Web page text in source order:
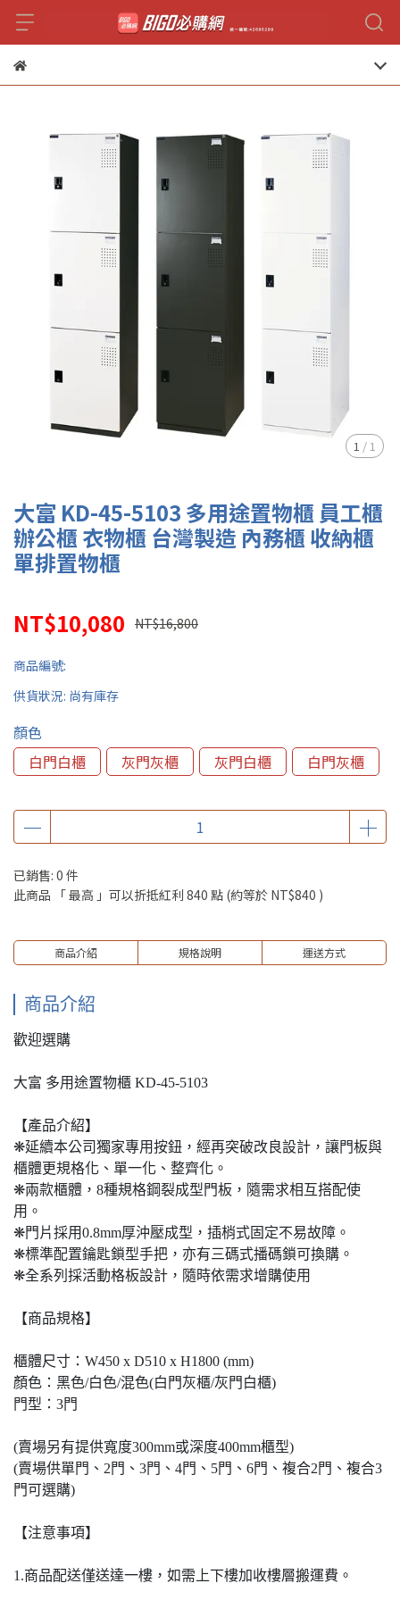
1 / 1
大富 KD-45-5103 多用途置物櫃 員工櫃
辦公櫃 衣物櫃 台灣製造 內務櫃 收納櫃
單排置物櫃
NT$10,080 NT$16,800
商品編號:
供貨狀況: 尚有庫存
顏色
白門白櫃
灰門灰櫃 灰門白櫃 白門灰櫃
已銷售: 0 件
此商品 「 最高 」可以折抵紅利 840 點 (約等於 NT$840 )
商品介紹 規格說明 運送方式
商品介紹
歡迎選購
大富 多用途置物櫃 KD-45-5103
【產品介紹】
❋延續本公司獨家專用按鈕，經再突破改良設計，讓門板與
櫃體更規格化、單一化、整齊化。
❋兩款櫃體，8種規格鋼裂成型門板，隨需求相互搭配使
用。
❋門片採用0.8mm厚沖壓成型，插梢式固定不易故障。
❋標準配置鑰匙鎖型手把，亦有三碼式播碼鎖可換購。
❋全系列採活動格板設計，隨時依需求增購使用
【商品規格】
櫃體尺寸：W450 x D510 x H1800 (mm)
顏色：黑色/白色/混色(白門灰櫃/灰門白櫃)
門型：3門
(賣場另有提供寬度300mm或深度400mm櫃型)
(賣場供單門、2門、3門、4門、5門、6門、複合2門、複合3
門可選購)
【注意事項】
1.商品配送僅送達一樓，如需上下樓加收樓層搬運費。